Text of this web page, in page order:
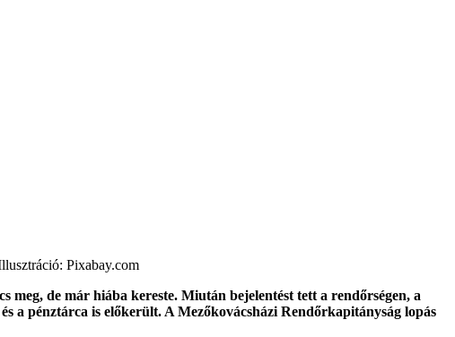
Pixabay.com
meg, de már hiába kereste. Miután bejelentést tett a rendőrségen, a
a pénztárca is előkerült. A Mezőkovácsházi Rendőrkapitányság lopás